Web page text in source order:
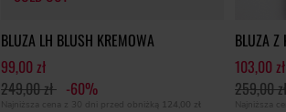
BLUZA LH BLUSH KREMOWA
99,00 zł
249,00 zł -60%
Najniższa cena z 30 dni przed obniżką 124,00 zł
BLUZA Z
103,00 zł
259,00
Najniższa